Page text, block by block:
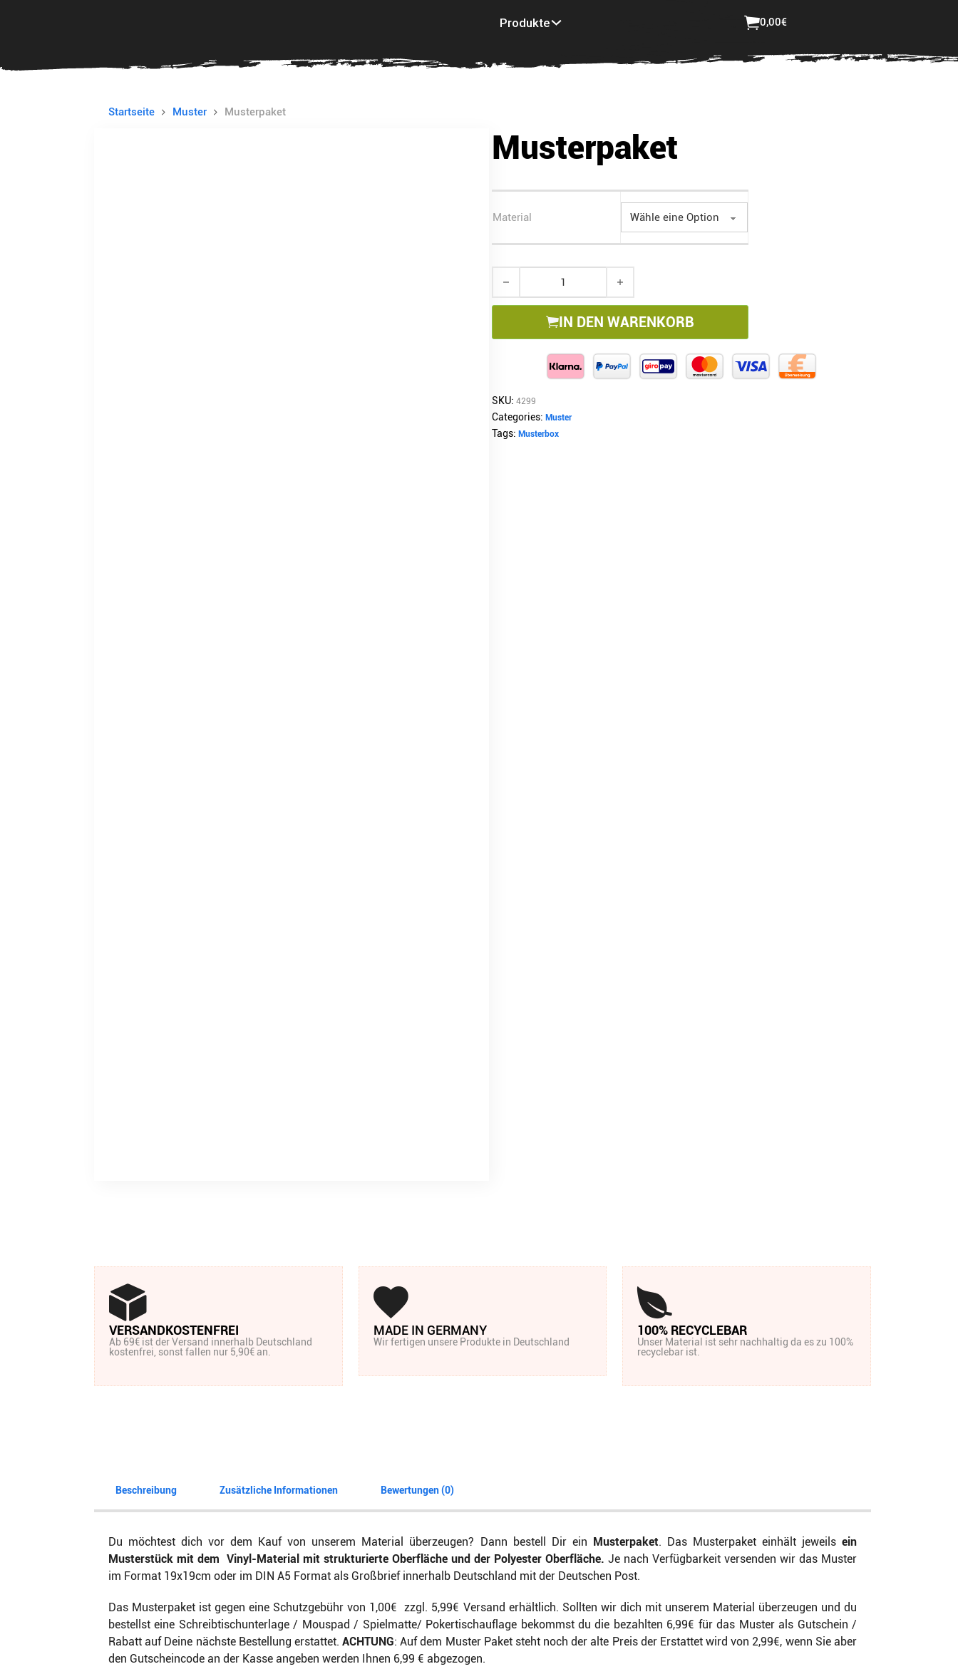
Produkte 0,00€
Startseite Muster Musterpaket
Musterpaket
Material
IN DEN WARENKORB
SKU:4299
Categories:Muster
Tags:Musterbox
VERSANDKOSTENFREI
Ab 69€ ist der Versand innerhalb Deutschland
kostenfrei, sonst fallen nur 5,90€ an.
MADE IN GERMANY
Wir fertigen unsere Produkte in Deutschland
100% RECYCLEBAR
Unser Material ist sehr nachhaltig da es zu 100%
recyclebar ist.
Beschreibung Zusätzliche Informationen Bewertungen (0)
Du möchtest dich vor dem Kauf von unserem Material überzeugen? Dann bestell Dir ein Musterpaket. Das Musterpaket einhält jeweilsein
Musterstück mit dem Vinyl-Material mit strukturierte Oberfläche und der Polyester Oberfläche. Je nach Verfügbarkeit versenden wir das Muster
im Format 19x19cm oder im DIN A5 Format als Großbrief innerhalb Deutschland mit der Deutschen Post.
Das Musterpaket ist gegen eine Schutzgebühr von 1,00€ zzgl. 5,99€ Versand erhältlich. Sollten wir dich mit unserem Material überzeugen und du
bestellst eine Schreibtischunterlage / Mouspad / Spielmatte/ Pokertischauflage bekommst du die bezahlten 6,99€ für das Muster als Gutschein /
Rabatt auf Deine nächste Bestellung erstattet.ACHTUNG: Auf dem Muster Paket steht noch der alte Preis der Erstattet wird von 2,99€, wenn Sie aber
den Gutscheincode an der Kasse angeben werden Ihnen 6,99 € abgezogen.